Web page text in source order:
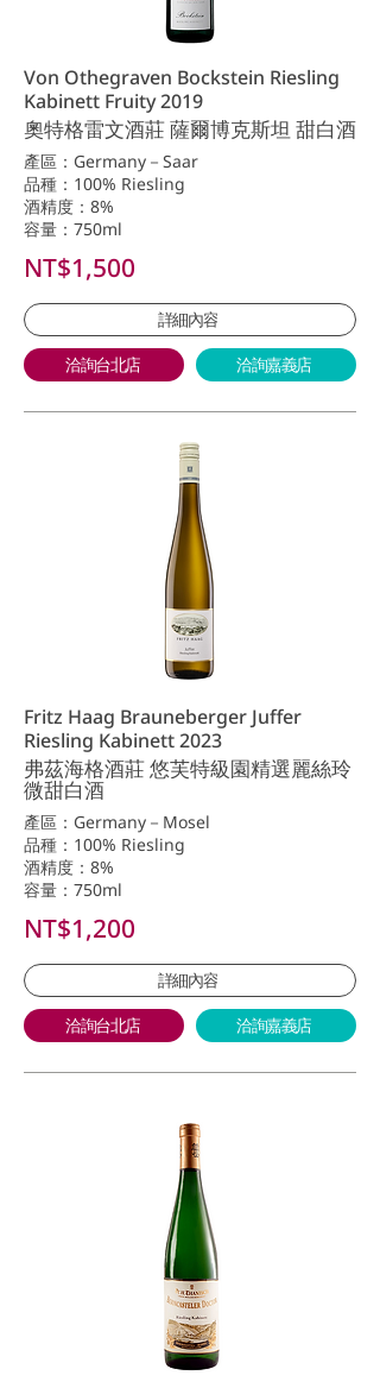
Von Othegraven Bockstein Riesling
Kabinett Fruity 2019
奧特格雷文酒莊 薩爾博克斯坦 甜白酒
產區：Germany－Saar
品種：100% Riesling
酒精度：8%
容量：750ml
NT$1,500
詳細內容
洽詢台北店 洽詢嘉義店
Fritz Haag Brauneberger Juffer
Riesling Kabinett 2023
弗茲海格酒莊 悠芙特級園精選麗絲玲
微甜白酒
產區：Germany－Mosel
品種：100% Riesling
酒精度：8%
容量：750ml
NT$1,200
詳細內容
洽詢台北店 洽詢嘉義店